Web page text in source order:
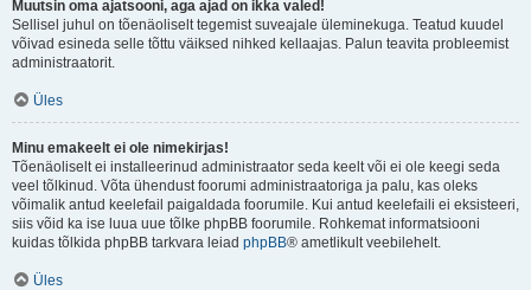
Muutsin oma ajatsooni, aga ajad on ikka valed!
Sellisel juhul on tõenäoliselt tegemist suveajale üleminekuga. Teatud kuudel
võivad esineda selle tõttu väiksed nihked kellaajas. Palun teavita probleemist
administraatorit.
Üles
Minu emakeelt ei ole nimekirjas!
Tõenäoliselt ei installeerinud administraator seda keelt või ei ole keegi seda
veel tõlkinud. Võta ühendust foorumi administraatoriga ja palu, kas oleks
võimalik antud keelefail paigaldada foorumile. Kui antud keelefaili ei eksisteeri,
siis võid ka ise luua uue tõlke phpBB foorumile. Rohkemat informatsiooni
kuidas tõlkida phpBB tarkvara leiad phpBB® ametlikult veebilehelt.
Üles